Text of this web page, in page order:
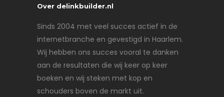
Over delinkbuilder.nl
Sinds 2004 met veel succes actief in de
internetbranche en gevestigd in Haarlem.
Wij hebben ons succes vooral te danken
aan de resultaten die wij keer op keer
boeken en wij steken met kop en
schouders boven de markt uit.